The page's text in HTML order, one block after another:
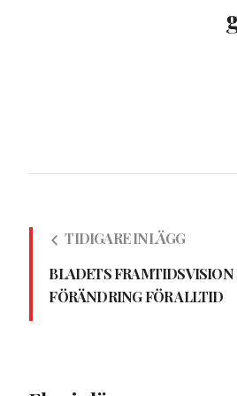
TIDIGARE INLÄGG
BLADETS
FÖRÄNDRING FÖR ALLTID